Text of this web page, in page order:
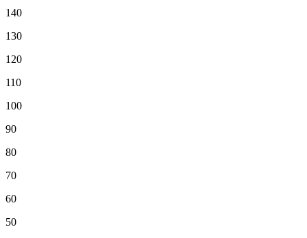
140
130
120
110
100
90
80
70
60
50